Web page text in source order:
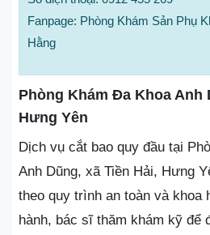
Fanpage: Phòng Khám Sản Phụ
Hằng
Phòng Khám Đa Khoa Anh
Hưng Yên
Dịch vụ cắt bao quy đầu tại
Anh Dũng, xã Tiền Hải, Hưng
theo quy trình an toàn và khoa
hành, bác sĩ thăm khám kỹ để